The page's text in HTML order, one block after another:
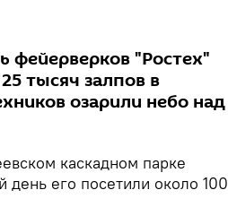
"Ростех"
тысяч залпов в
озарили небо над
каскадном парке
его посетили около 100